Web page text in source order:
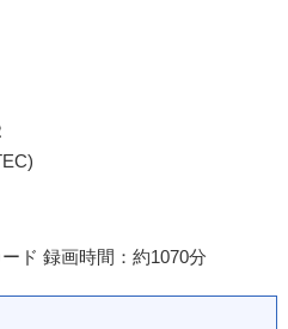
ド 録画時間：約1070分